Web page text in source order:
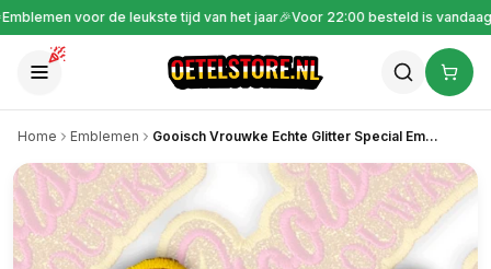
Gratis verzending vanaf €30🎉Emblemen voor de leukste tijd van het jaar
Home Emblemen Gooisch Vrouwke Echte Glitter Special Embleem